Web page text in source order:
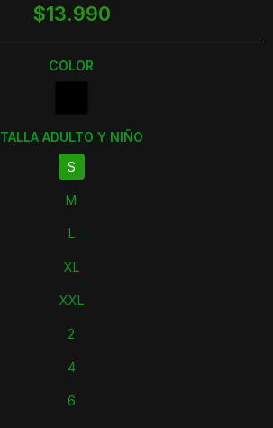
$13.990
COLOR
TALLA ADULTO Y NIÑO
S
M
L
XL
XXL
2
4
6